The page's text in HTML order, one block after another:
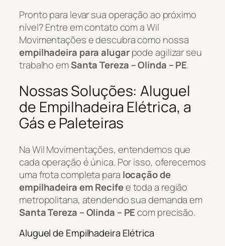
Pronto para levar sua operação ao próximo
nível? Entre em contato com a Wil
Movimentações e descubra como nossa
empilhadeira para alugarpode agilizar seu
trabalho emSanta Tereza – Olinda – PE.
Nossas Soluções: Aluguel
de Empilhadeira Elétrica, a
Gás e Paleteiras
Na Wil Movimentações, entendemos que
cada operação é única. Por isso, oferecemos
uma frota completa para locação de
empilhadeira em Recifee toda a região
metropolitana, atendendo sua demanda em
Santa Tereza – Olinda – PEcom precisão.
Aluguel de Empilhadeira Elétrica